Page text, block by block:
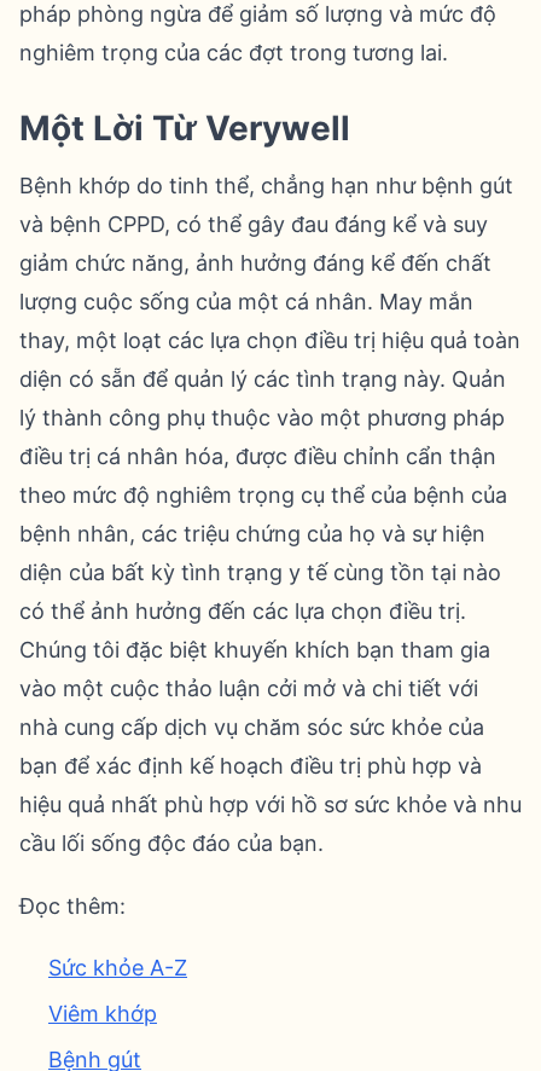
pháp phòng ngừa để giảm số lượng và mức độ
nghiêm trọng của các đợt trong tương lai.
Một Lời Từ Verywell
Bệnh khớp do tinh thể, chẳng hạn như bệnh gút
và bệnh CPPD, có thể gây đau đáng kể và suy
giảm chức năng, ảnh hưởng đáng kể đến chất
lượng cuộc sống của một cá nhân. May mắn
thay, một loạt các lựa chọn điều trị hiệu quả toàn
diện có sẵn để quản lý các tình trạng này. Quản
lý thành công phụ thuộc vào một phương pháp
điều trị cá nhân hóa, được điều chỉnh cẩn thận
theo mức độ nghiêm trọng cụ thể của bệnh của
bệnh nhân, các triệu chứng của họ và sự hiện
diện của bất kỳ tình trạng y tế cùng tồn tại nào
có thể ảnh hưởng đến các lựa chọn điều trị.
Chúng tôi đặc biệt khuyến khích bạn tham gia
vào một cuộc thảo luận cởi mở và chi tiết với
nhà cung cấp dịch vụ chăm sóc sức khỏe của
bạn để xác định kế hoạch điều trị phù hợp và
hiệu quả nhất phù hợp với hồ sơ sức khỏe và nhu
cầu lối sống độc đáo của bạn.
Đọc thêm:
Sức khỏe A-Z
Viêm khớp
Bệnh gút